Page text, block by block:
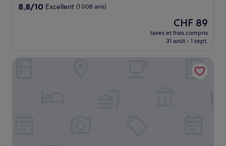
8.8
8,8/10 Excellent (1 008 avis)
Le
nouveau
prix
CHF 89
CHF 89
taxes et frais compris
31 août - 1 sept.
Temple Bar Hotel Dublin by The Unlimited Collection